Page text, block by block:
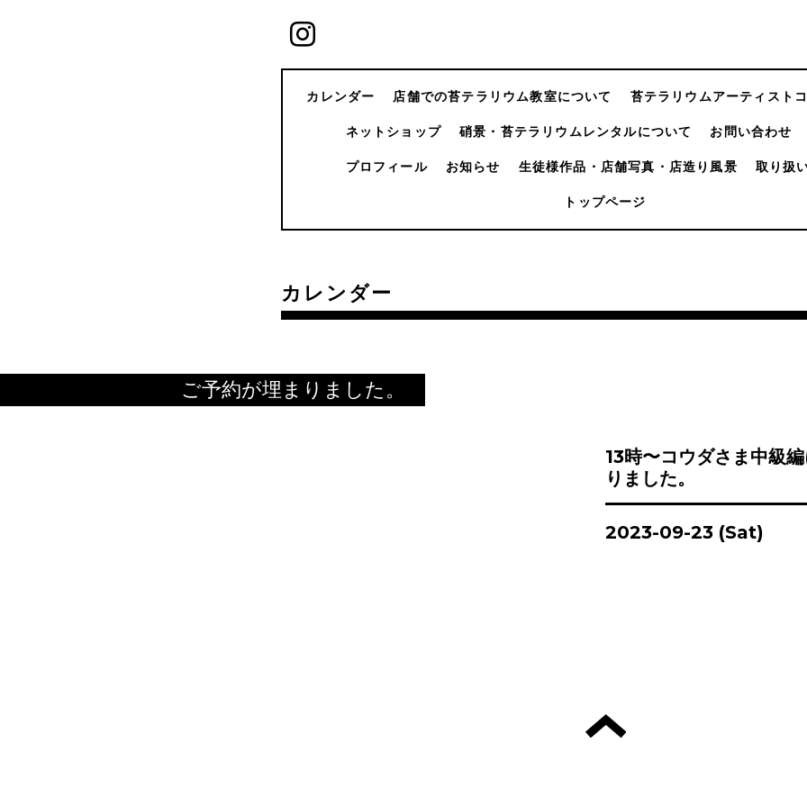
カレンダー 店舗での苔テラリウム教室について 苔テラリウムアーティスト
ネットショップ 硝景・苔テラリウムレンタルについて お問い合わせ
プロフィール お知らせ 生徒様作品・店舗写真・店造り風景 取り扱
トップページ
カレンダー
ご予約が埋まりました。
13時〜コウダさま中級
りました。
2023-09-23 (Sat)